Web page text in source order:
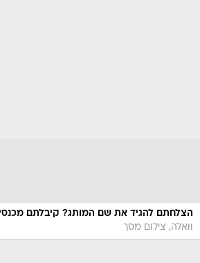
הצלחתם להגיד את שם המותג? קיבלתם
וואלה, צילום מסך